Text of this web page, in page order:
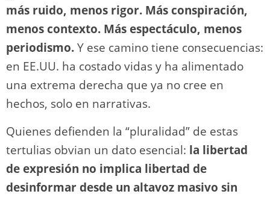
más ruido, menos rigor. Más conspiración,
menos contexto. Más espectáculo, menos
periodismo.Y ese camino tiene consecuencias:
en EE.UU. ha costado vidas y ha alimentado
una extrema derecha que ya no cree en
hechos, solo en narrativas.
Quienes defienden la “pluralidad” de estas
tertulias obvian un dato esencial: la libertad
de expresión no implica libertad de
desinformar desde un altavoz masivo sin